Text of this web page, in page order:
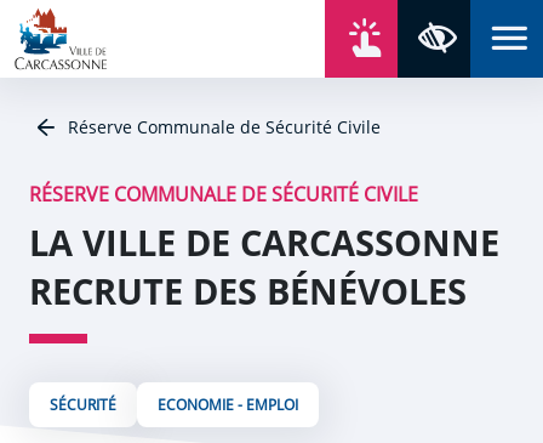
Aller au contenu
Aller au menu
Aller au plan du site
Aller à la recherche
Réserve Communale de Sécurité Civile
RÉSERVE COMMUNALE DE SÉCURITÉ CIVILE
LA VILLE DE CARCASSONNE
RECRUTE DES BÉNÉVOLES
SÉCURITÉ ECONOMIE - EMPLOI
Panneau de gestion des cookies